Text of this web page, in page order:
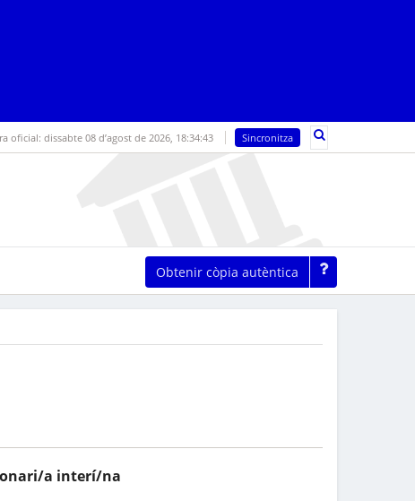
oficial: dissabte 08 d’agost de 2026, 18:34:44 Sincronitza
Obtenir còpia autèntica
a interí/na